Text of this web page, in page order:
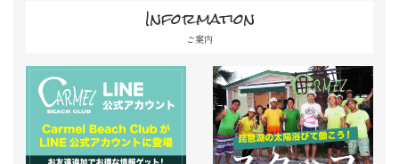
Information
ご案内